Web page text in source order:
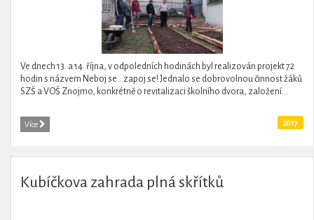
Ve dnech 13. a 14. října, v odpoledních hodinách byl realizován projekt 72
hodin s názvem Neboj se…zapoj se! Jednalo se dobrovolnou činnost žáků
SZŠ a VOŠ Znojmo, konkrétně o revitalizaci školního dvora, založení...
Více 2017
Kubíčkova zahrada plná skřítků